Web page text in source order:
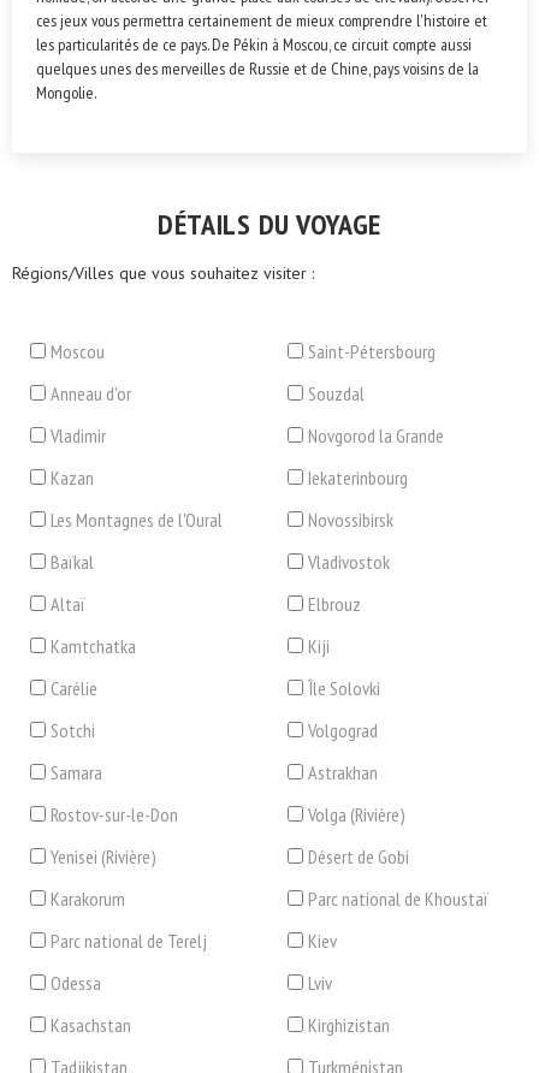
ces jeux vous permettra certainement de mieux comprendre l'histoire et
les particularités de ce pays. De Pékin à Moscou, ce circuit compte aussi
quelques unes des merveilles de Russie et de Chine, pays voisins de la
Mongolie.
DÉTAILS DU VOYAGE
Régions/Villes que vous souhaitez visiter :
Moscou
Saint-Pétersbourg
Anneau d'or
Souzdal
Vladimir
Novgorod la Grande
Kazan
Iekaterinbourg
Les Montagnes de l'Oural
Novossibirsk
Baïkal
Vladivostok
Altaï
Elbrouz
Kamtchatka
Kiji
Carélie
Île Solovki
Sotchi
Volgograd
Samara
Astrakhan
Rostov-sur-le-Don
Volga (Rivière)
Yenisei (Rivière)
Désert de Gobi
Karakorum
Parc national de Khoustaï
Parc national de Terelj
Kiev
Odessa
Lviv
Kasachstan
Kirghizistan
Tadjikistan
Turkménistan